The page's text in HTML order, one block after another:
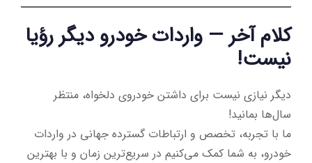
کلام آخر — واردات خودرو دیگر رؤیا
نیست!
دیگر نیازی نیست برای داشتن خودروی دلخواه، منتظر
سال‌ها بمانید!
ما با تجربه، تخصص و ارتباطات گسترده جهانی در واردات
خودرو، به شما کمک می‌کنیم در سریع‌ترین زمان و با بهترین